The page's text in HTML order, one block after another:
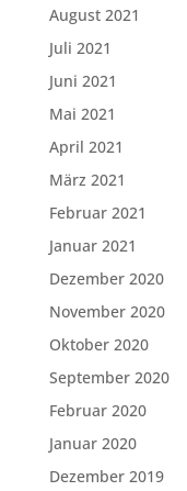
August 2021
Juli 2021
Juni 2021
Mai 2021
April 2021
März 2021
Februar 2021
Januar 2021
Dezember 2020
November 2020
Oktober 2020
September 2020
Februar 2020
Januar 2020
Dezember 2019